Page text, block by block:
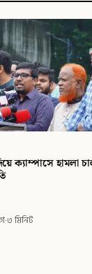
ক্যাম্পাসে হামলা
·৩ মিনিট